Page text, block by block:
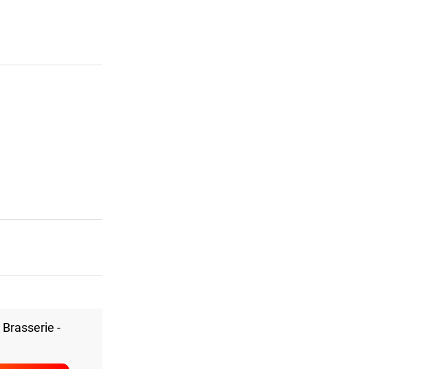
-